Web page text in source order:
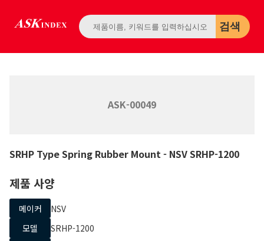
검색
ASK-00049
SRHP Type Spring Rubber Mount- NSVSRHP-1200
제품 사양
메이커
NSV
모델
SRHP-1200